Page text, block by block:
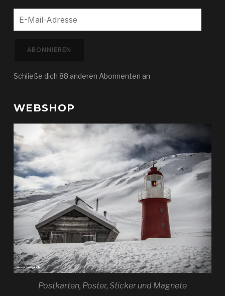
ABONNIEREN
Schließe dich 88 anderen Abonnenten an
WEBSHOP
Postkarten, Poster, Sticker und Magnete